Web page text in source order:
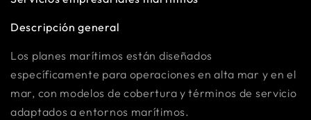
Descripción general
Los planes marítimos están diseñados
específicamente para operaciones en alta mar y en el
mar, con modelos de cobertura y términos de servicio
adaptados a entornos marítimos.